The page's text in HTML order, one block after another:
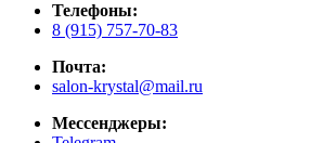
Телефоны:
8 (915) 757-70-83
Почта:
salon-krystal@mail.ru
Мессенджеры: